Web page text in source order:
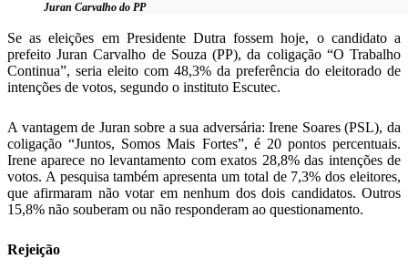
Juran Carvalho do PP
Se as eleições em Presidente Dutra fossem hoje, o candidato a
prefeito Juran Carvalho de Souza (PP), da coligação “O Trabalho
Continua”, seria eleito com 48,3% da preferência do eleitorado de
intenções de votos, segundo o instituto Escutec.
A vantagem de Juran sobre a sua adversária: Irene Soares (PSL), da
coligação “Juntos, Somos Mais Fortes”, é 20 pontos percentuais.
Irene aparece no levantamento com exatos 28,8% das intenções de
votos. A pesquisa também apresenta um total de 7,3% dos eleitores,
que afirmaram não votar em nenhum dos dois candidatos. Outros
15,8% não souberam ou não responderam ao questionamento.
Rejeição